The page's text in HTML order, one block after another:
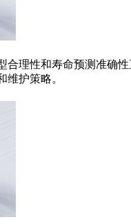
合理性和寿命预测准确
护策略。